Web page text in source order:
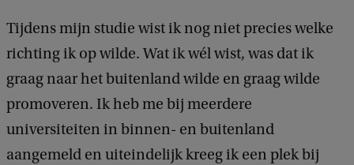
Tijdens mijn studie wist ik nog niet precies welke
richting ik op wilde. Wat ik wél wist, was dat ik
graag naar het buitenland wilde en graag wilde
promoveren. Ik heb me bij meerdere
universiteiten in binnen- en buitenland
aangemeld en uiteindelijk kreeg ik een plek bij